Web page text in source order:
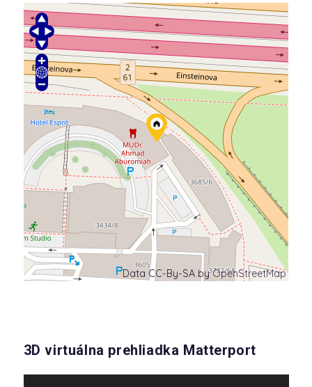
Data CC-By-SA byOpenStreetMap
3D virtuálna prehliadka Matterport